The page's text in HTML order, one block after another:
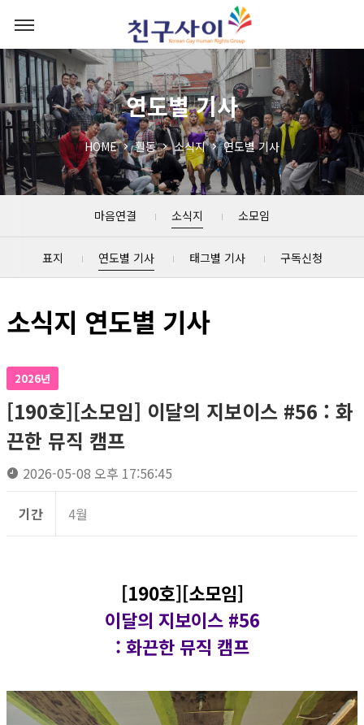
연도별 기사
HOME 활동 소식지 연도별 기사
마음연결 소식지 소모임
표지 연도별 기사 태그별 기사 구독신청
소식지 연도별 기사
2026년
[190호][소모임] 이달의 지보이스 #56 : 화
끈한 뮤직 캠프
2026-05-08 오후 17:56:45
기간 4월
[190호][소모임]
이달의 지보이스 #56
: 화끈한 뮤직 캠프